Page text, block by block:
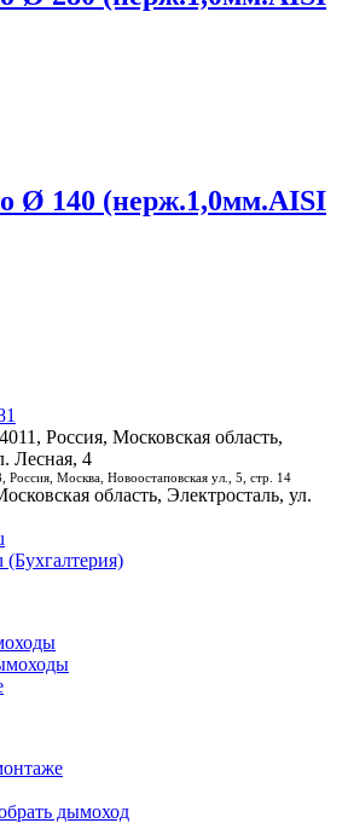
Ø 140 (нерж.1,0мм.AISI
Россия, Московская область,
Лесная, 4
Москва, Новоостаповская ул., 5, стр. 14
область, Электросталь, ул.
(Бухгалтерия)
дымоход